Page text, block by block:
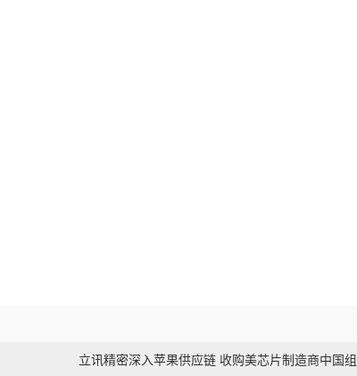
立讯精密深入苹果供应链 收购美芯片制造商中国